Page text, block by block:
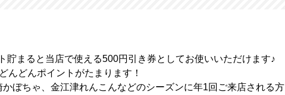
貯まると当店で使える500円引き券としてお使いいただけます♪
んどんポイントがたまります！
ぼちゃ、金江津れんこんなどのシーズンに年1回ご来店される方